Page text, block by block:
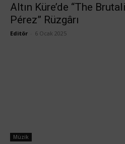
Altın Küre’de “The
Pérez” Rüzgârı
Editör 6 Ocak 2025
Müzik